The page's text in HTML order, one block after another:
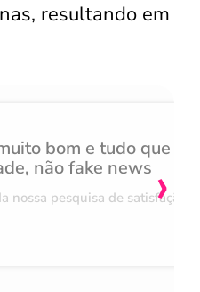
resultando em
bom e tudo que
não fake news
nossa pesquisa de satisfação
›